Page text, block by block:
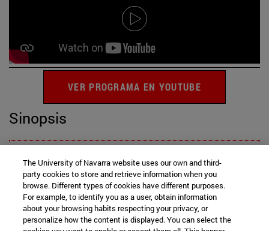
VER PROGRAMA EN YOUTUBE
Sinopsis
Plano Maestro
Craft Attack
A través del cristal
The University of Navarra website uses our own and third-
party cookies to store and retrieve information when you
browse. Different types of cookies have different purposes.
For example, to identify you as a user, obtain information
about your browsing habits respecting your privacy, or
personalize how the content is displayed. You can select the